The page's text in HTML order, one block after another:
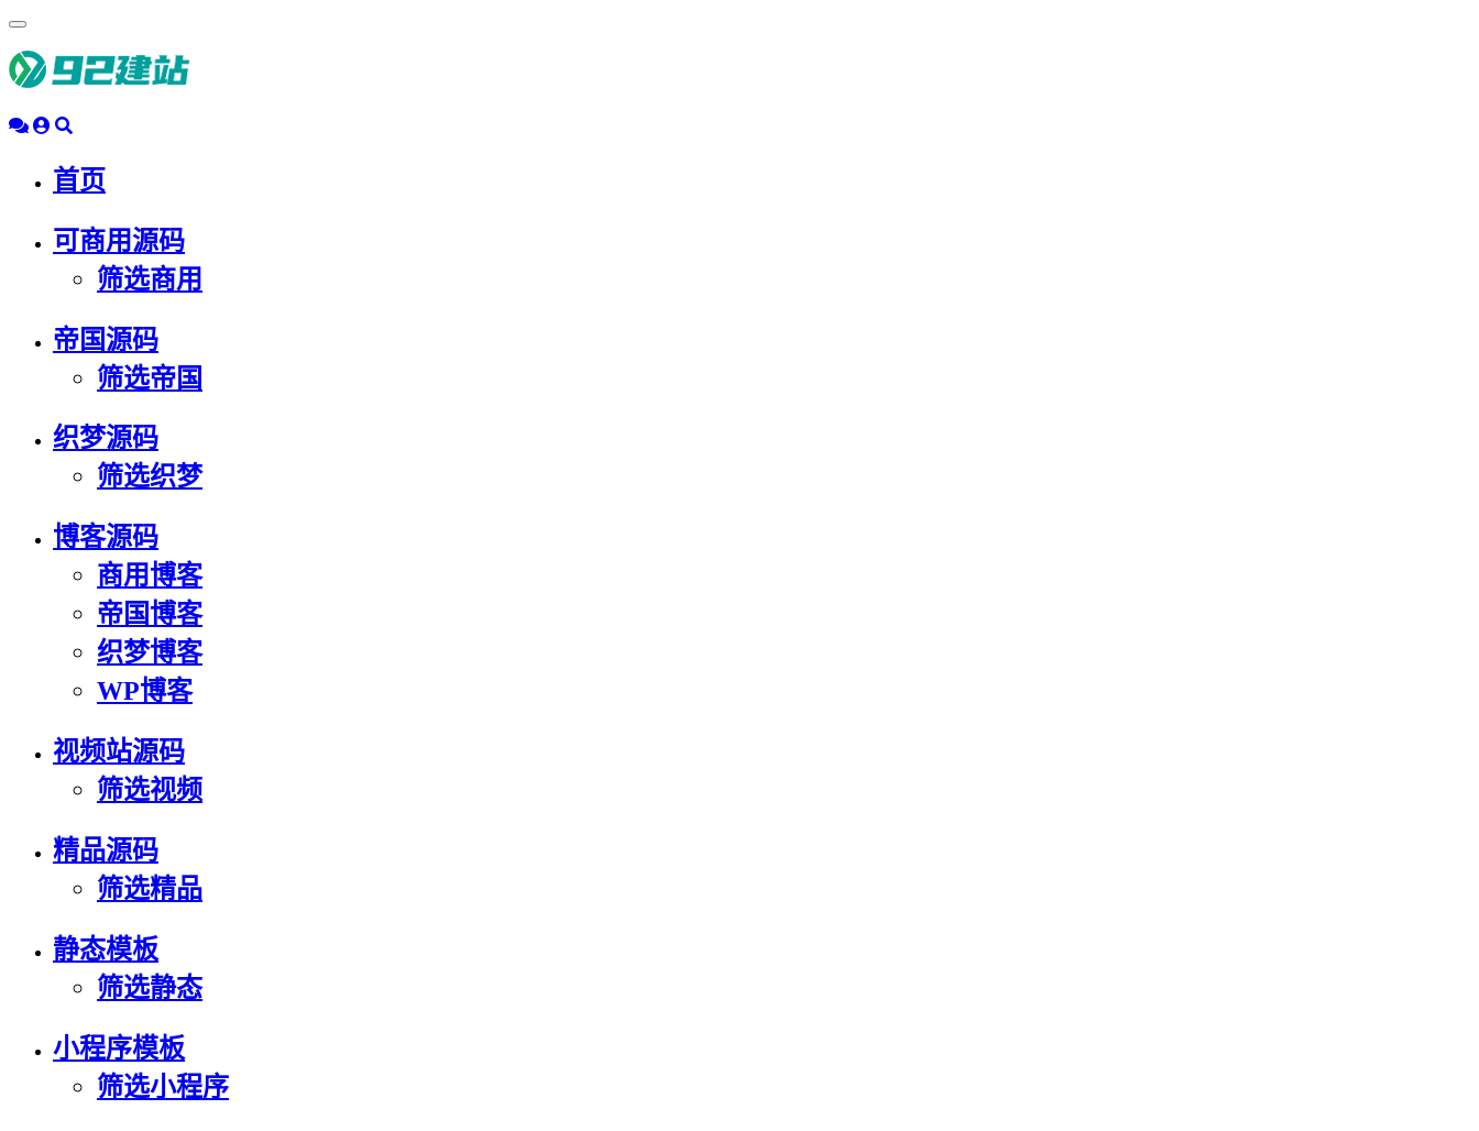
动
导
首页
可商用源码
筛选商用
帝国源码
筛选帝国
织梦源码
筛选织梦
博客源码
商用博客
帝国博客
织梦博客
WP博客
视频站源码
筛选视频
精品源码
筛选精品
静态模板
筛选静态
小程序模板
筛选小程序